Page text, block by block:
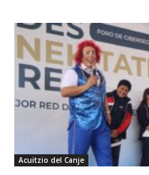
Acuitzio del Canje